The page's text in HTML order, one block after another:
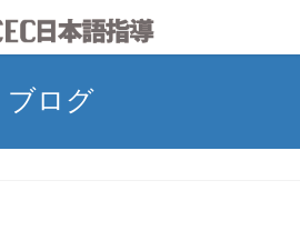
ブログ